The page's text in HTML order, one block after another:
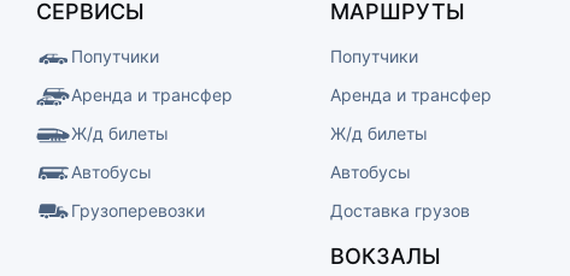
СЕРВИСЫ
Попутчики
Аренда и трансфер
Ж/д билеты
Автобусы
Грузоперевозки
МАРШРУТЫ
Попутчики
Аренда и трансфер
Ж/д билеты
Автобусы
Доставка грузов
ВОКЗАЛЫ